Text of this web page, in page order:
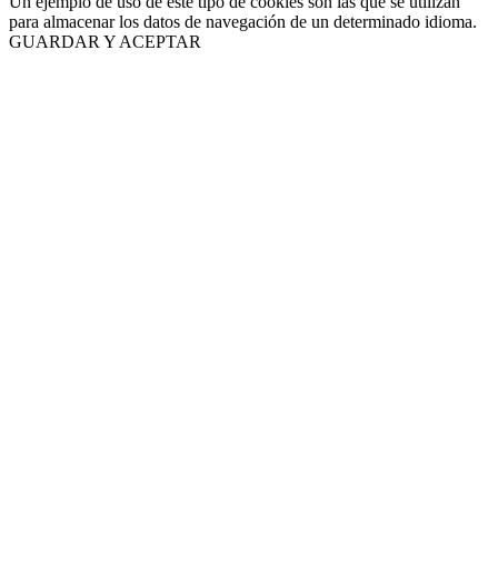
para almacenar los datos de navegación de un determinado idioma.
GUARDAR Y ACEPTAR